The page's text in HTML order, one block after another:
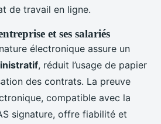
de travail en ligne.
et ses salariés
électronique assure un
, réduit l’usage de papier
des contrats. La preuve
compatible avec la
signature, offre fiabilité et